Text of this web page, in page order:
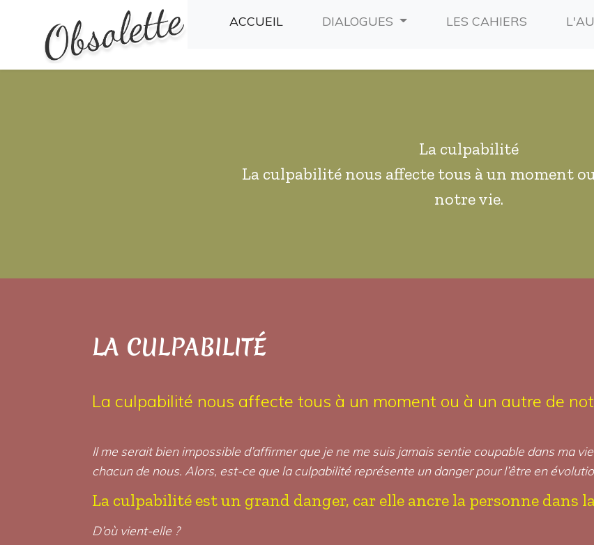
ACCUEIL (CURRENT)DIALOGUES LES CAHIERS
La culpabilité
La culpabilité nous affecte tous à un moment
notre vie.
LA CULPABILITÉ
La culpabilité nous affecte tous à un moment ou à un autre de
Il me serait bien impossible d’affirmer que je ne me suis jamais sentie coupable dans ma
chacun de nous. Alors, est-ce que la culpabilité représente un danger pour l’être en
La culpabilité est un grand danger, car elle ancre la personne dans
D’où vient-elle ?